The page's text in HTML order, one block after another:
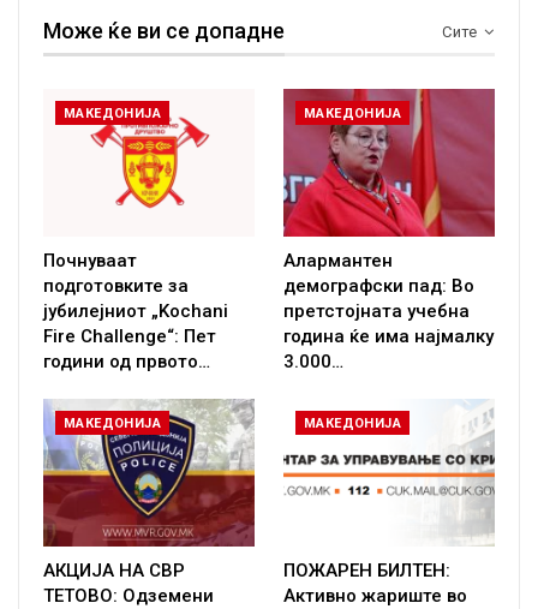
Сите
Може ќе ви се допадне
МАКЕДОНИЈА
Почнуваат
подготовките за
јубилејниот „Kochani
Fire Challenge“: Пет
години од првото…
МАКЕДОНИЈА
Алармантен
демографски пад: Во
претстојната учебна
година ќе има најмалку
3.000…
МАКЕДОНИЈА
АКЦИЈА НА СВР
ТЕТОВО: Одземени
МАКЕДОНИЈА
ПОЖАРЕН БИЛТЕН:
Активно жариште во